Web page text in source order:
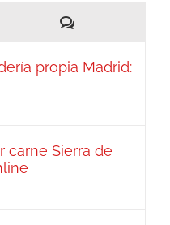
Comentarios
propia Madrid:
carne Sierra de